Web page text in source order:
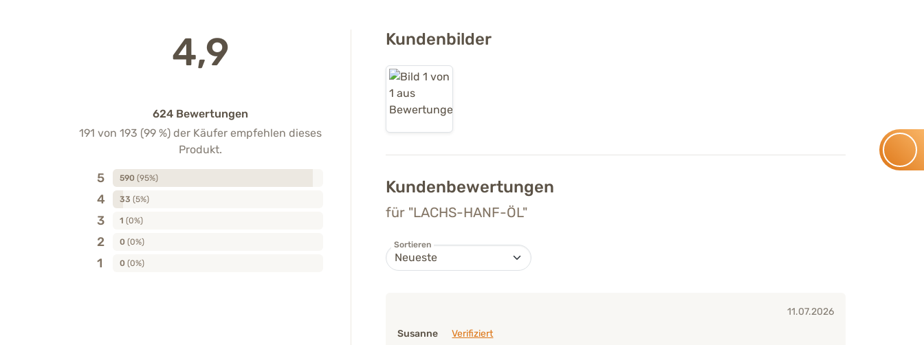
4,9
624 Bewertungen
191 von 193 (99 %) der Käufer empfehlen dieses
Produkt.
5 590 (95%)
4 33 (5%)
3 1 (0%)
2 0 (0%)
1 0 (0%)
Kundenbilder
Kundenbewertungen
für "LACHS-HANF-ÖL"
Sortieren
11.07.2026
Susanne
Verifiziert